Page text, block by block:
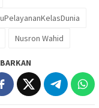
Nusron Wahid